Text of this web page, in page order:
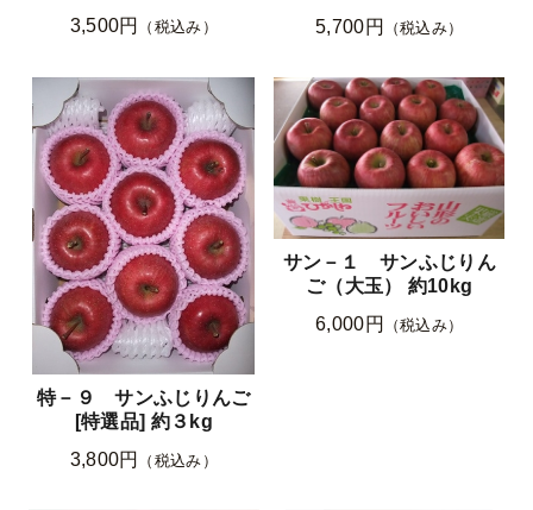
3,500円
（税込み）
5,700円
（税込み）
特－９ サンふじりんご
[特選品] 約３kg
3,800円
（税込み）
サン－１ サンふじりん
ご（大玉） 約10kg
6,000円
（税込み）